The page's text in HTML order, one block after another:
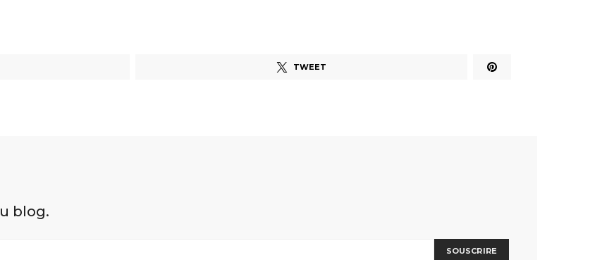
TWEET
blog.
SOUSCRIRE